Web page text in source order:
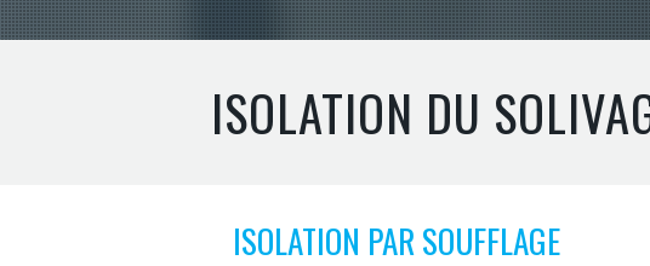
ISOLATION DU
ISOLATION PAR SOUFFLAGE